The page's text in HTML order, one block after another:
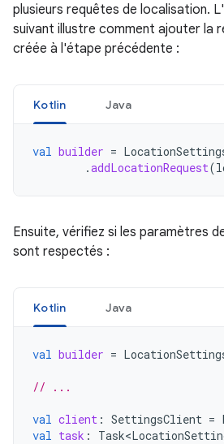
plusieurs requêtes de localisation.
suivant illustre comment ajouter la
créée à l'étape précédente :
Kotlin Java
val builder =
.addLocationRequest(
Ensuite, vérifiez si les paramètres
sont respectés :
Kotlin Java
val builder =
// ...
val client : SettingsClient =
val task :